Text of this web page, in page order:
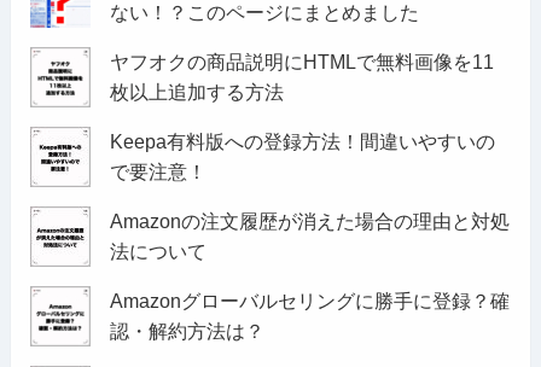
ない！？このページにまとめました
ヤフオクの商品説明にHTMLで無料画像を11
枚以上追加する方法
Keepa有料版への登録方法！間違いやすいの
で要注意！
Amazonの注文履歴が消えた場合の理由と対処
法について
Amazonグローバルセリングに勝手に登録？確
認・解約方法は？